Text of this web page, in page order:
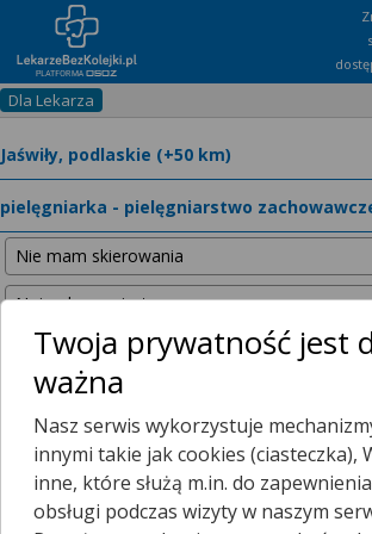
Dla Lekarza
Nie znaleźliśmy żadnych lekarzy w promieniu
zwiększyliśmy promień wyszukiwania do
50
Twoja prywatność jest
ważna
Nasz serwis wykorzystuje
innymi takie jak cookies (ciasteczka),
inne, które służą m.in. do
obsługi podczas wizyty w naszym